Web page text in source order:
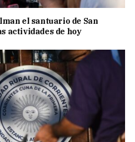
el santuario de San
actividades de hoy